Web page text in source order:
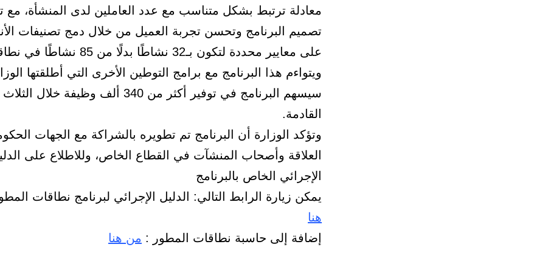
معادلة ترتبط بشكل متناسب مع عدد العاملين لدى المنشأة، مع
تصميم البرنامج وتحسن تجربة العميل من خلال دمج تصنيفات
على معايير محددة لتكون بـ32 نشاطًا بدلًا من 85 نشاطًا في نطاقات.
ويتواءم هذا البرنامج مع برامج التوطين الأخرى التي أطلقتها
سيسهم البرنامج في توفير أكثر من 340 ألف وظيفة
القادمة.
وتؤكد الوزارة أن البرنامج تم تطويره بالشراكة مع الجهات
العلاقة وأصحاب المنشآت في القطاع الخاص، وللاطلاع على
الإجرائي الخاص بالبرنامج
يمكن زيارة الرابط التالي: الدليل الإجرائي لبرنامج نطاقات
هنا
إضافة إلى حاسبة نطاقات المطور : من هنا